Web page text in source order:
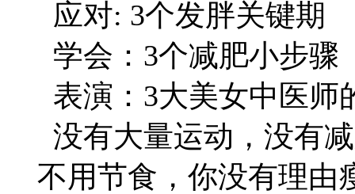
应对: 3个发胖关键期
学会：3个减肥小步骤
表演：3大美女中医师
没有大量运动，没有
不用节食，你没有理由